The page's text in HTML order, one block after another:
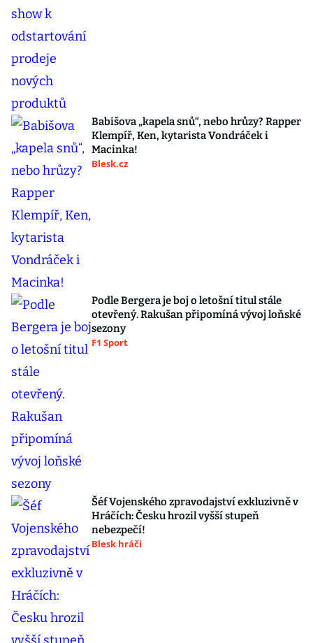
Babišova „kapela snů“, nebo hrůzy? Rapper
Klempíř, Ken, kytarista Vondráček i
Macinka!
Blesk.cz
Podle Bergera je boj o letošní titul stále
otevřený. Rakušan připomíná vývoj loňské
sezony
F1 Sport
Šéf Vojenského zpravodajství exkluzivně v
Hráčích: Česku hrozil vyšší stupeň
nebezpečí!
Blesk hráči